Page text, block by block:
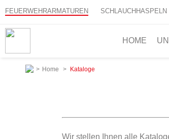
FEUERWEHRARMATUREN SCHLAUCHHASPELN
HOME
> Home > Kataloge
Wir stellen Ihnen alle